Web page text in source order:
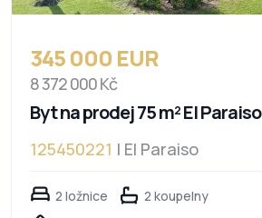
345 000 EUR
8 372 000 Kč
Byt na prodej 75 m² El Paraiso
125450221 | El Paraiso
2 ložnice
2 koupelny